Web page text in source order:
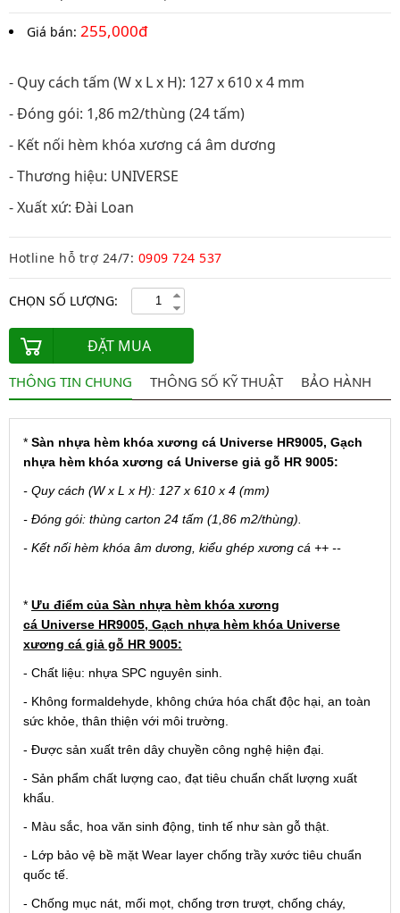
Giá bán: 255,000đ
- Quy cách tấm (W x L x H): 127 x 610 x 4 mm
- Đóng gói: 1,86 m2/thùng (24 tấm)
- Kết nối hèm khóa xương cá âm dương
- Thương hiệu: UNIVERSE
- Xuất xứ: Đài Loan
Hotline hỗ trợ 24/7: 0909 724 537
CHỌN SỐ LƯỢNG:
ĐẶT MUA
THÔNG TIN CHUNG THÔNG SỐ KỸ THUẬT BẢO HÀNH
* Sàn nhựa hèm khóa xương cá Universe HR9005, Gạch
nhựa hèm khóa xương cá Universe giả gỗ HR 9005:
- Quy cách (W x L x H): 127 x 610 x 4 (mm)
- Đóng gói: thùng carton 24 tấm (1,86 m2/thùng).
- Kết nối hèm khóa âm dương, kiểu ghép xương cá ++ --
* Ưu điểm của Sàn nhựa hèm khóa xương
cá Universe HR9005, Gạch nhựa hèm khóa Universe
xương cá giả gỗ HR 9005:
- Chất liệu: nhựa SPC nguyên sinh.
- Không formaldehyde, không chứa hóa chất độc hại, an toàn
sức khỏe, thân thiện với môi trường.
- Được sản xuất trên dây chuyền công nghệ hiện đại.
- Sản phẩm chất lượng cao, đạt tiêu chuẩn chất lượng xuất
khẩu.
- Màu sắc, hoa văn sinh động, tinh tế như sàn gỗ thật.
- Lớp bảo vệ bề mặt Wear layer chống trầy xước tiêu chuẩn
quốc tế.
- Chống mục nát, mối mọt, chống trơn trượt, chống cháy,